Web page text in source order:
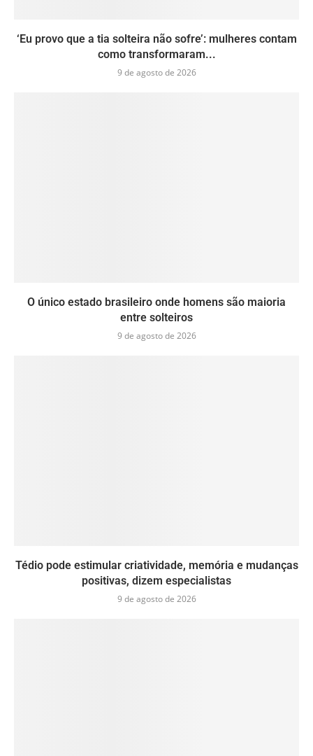
‘Eu provo que a tia solteira não sofre’: mulheres contam
como transformaram...
9 de agosto de 2026
O único estado brasileiro onde homens são maioria
entre solteiros
9 de agosto de 2026
Tédio pode estimular criatividade, memória e mudanças
positivas, dizem especialistas
9 de agosto de 2026